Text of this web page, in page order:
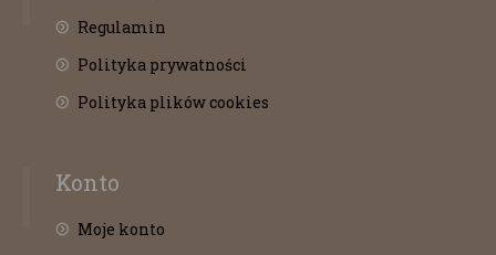
Regulamin
Polityka prywatności
Polityka plików cookies
Konto
Moje konto